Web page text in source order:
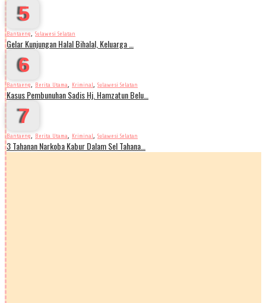
5
Bantaeng, Sulawesi Selatan
Gelar Kunjungan Halal Bihalal, Keluarga …
6
Bantaeng, Berita Utama, Kriminal, Sulawesi Selatan
Kasus Pembunuhan Sadis Hj. Hamzatun Belu…
7
Bantaeng, Berita Utama, Kriminal, Sulawesi Selatan
3 Tahanan Narkoba Kabur Dalam Sel Tahana…